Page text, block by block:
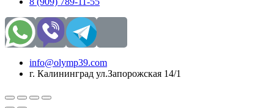
info@olymp39.com
г. Калининград ул.Запорожская 14/1